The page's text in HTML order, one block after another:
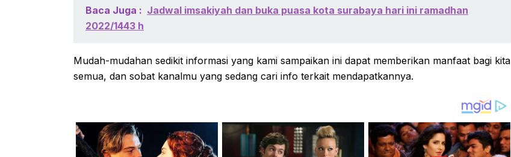
Baca Juga : Jadwal imsakiyah dan buka puasa kota surabaya hari ini ramadhan
2022/1443 h
Mudah-mudahan sedikit informasi yang kami sampaikan ini dapat memberikan manfaat bagi kita
semua, dan sobat kanalmu yang sedang cari info terkait mendapatkannya.